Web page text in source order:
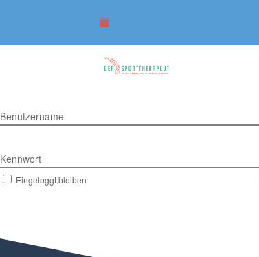
Benutzername
Kennwort
Eingeloggt bleiben